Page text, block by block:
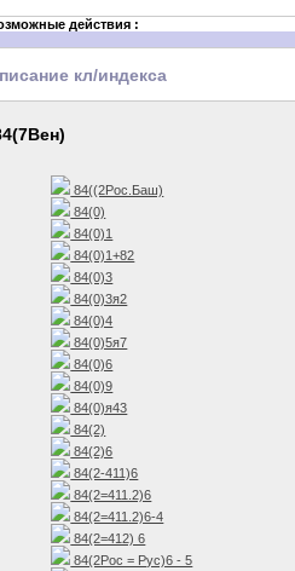
действия :
кл/индекса
84((2Рос.Баш)
84(0)
84(0)1
84(0)1+82
84(0)3
84(0)3я2
84(0)4
84(0)5я7
84(0)6
84(0)9
84(0)я43
84(2)
84(2)6
84(2-411)6
84(2=411.2)6
84(2=411.2)6-4
84(2=412) 6
84(2Рос = Рус)6 - 5